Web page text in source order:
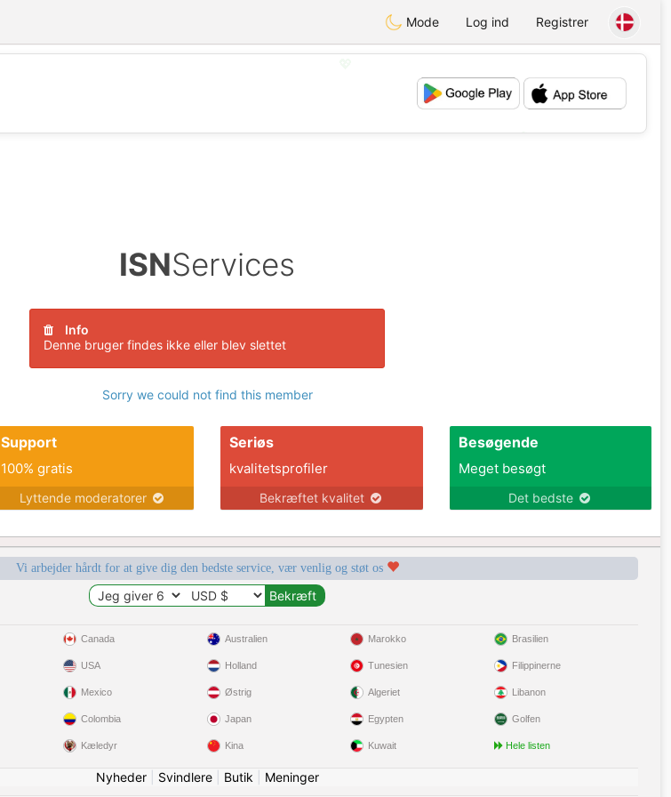
Mode Log ind Registrer
💕
ISNServices
Info
Denne bruger findes ikke eller blev slettet
Sorry we could not find this member
Support
100% gratis
Lyttende moderatorer
Seriøs
kvalitetsprofiler
Bekræftet kvalitet
Besøgende
Meget besøgt
Det bedste
Vi arbejder hårdt for at give dig den bedste service, vær venlig og støt os
Canada
USA
Mexico
Colombia
Kæledyr
Australien
Holland
Østrig
Japan
Kina
Marokko
Tunesien
Algeriet
Egypten
Kuwait
Brasilien
Filippinerne
Libanon
Golfen
Hele listen
Nyheder| Svindlere| Butik Meninger